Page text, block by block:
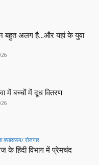
बहुत अलग है…और यहां के युवा
में बच्चों में दूध वितरण
क्सासरूम/ रोजगार
के हिंदी विभाग में प्रेमचंद